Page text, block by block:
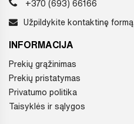
+370 (693) 66166
Užpildykite kontaktinę formą
INFORMACIJA
Prekių grąžinimas
Prekių pristatymas
Privatumo politika
Taisyklės ir sąlygos